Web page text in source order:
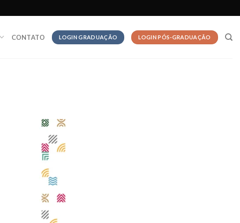
CONTATO LOGIN GRADUAÇÃO LOGIN PÓS-GRADUAÇÃO